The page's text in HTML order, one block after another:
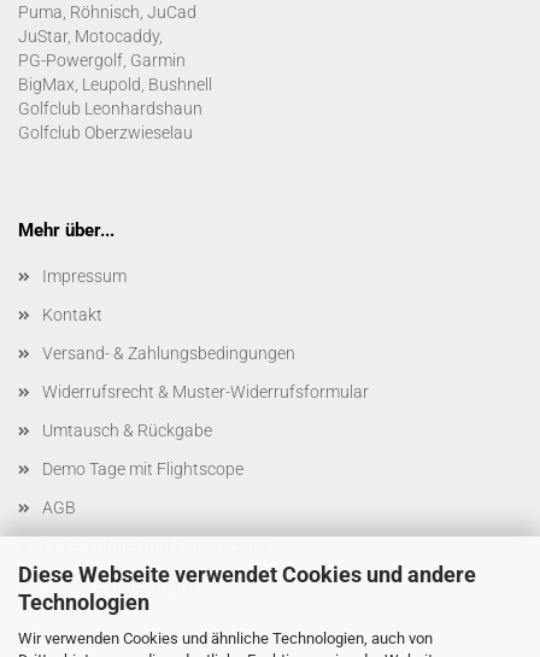
Diese Webseite verwendet Cookies und andere
Technologien
Wir verwenden Cookies und ähnliche Technologien, auch von
Puma, Röhnisch, JuCad
JuStar, Motocaddy,
PG-Powergolf, Garmin
BigMax, Leupold, Bushnell
Golfclub Leonhardshaun
Golfclub Oberzwieselau
Mehr über...
Impressum
Kontakt
Versand- & Zahlungsbedingungen
Widerrufsrecht & Muster-Widerrufsformular
Umtausch & Rückgabe
Demo Tage mit Flightscope
AGB
Cookie Einstellungen